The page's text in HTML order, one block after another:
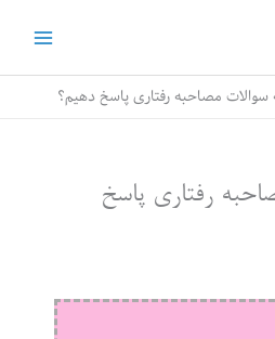
سوالات مصاحبه رفتاری پاسخ دهیم؟
رفتاری پاسخ